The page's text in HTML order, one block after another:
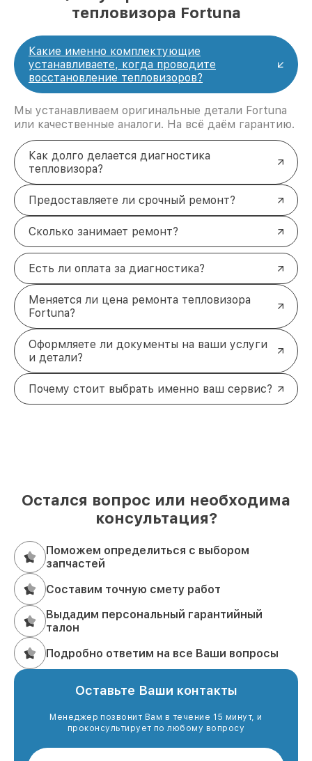
тепловизора Fortuna
Какие именно комплектующие
устанавливаете, когда проводите
восстановление тепловизоров?
Мы устанавливаем оригинальные детали Fortuna
или качественные аналоги. На всё даём гарантию.
Как долго делается диагностика
тепловизора?
Предоставляете ли срочный ремонт?
Сколько занимает ремонт?
Есть ли оплата за диагностика?
Меняется ли цена ремонта тепловизора
Fortuna?
Оформляете ли документы на ваши услуги
и детали?
Почему стоит выбрать именно ваш сервис?
Остался вопрос или необходима
консультация?
Поможем определиться с выбором
запчастей
Составим точную смету работ
Выдадим персональный гарантийный
талон
Подробно ответим на все Ваши вопросы
Оставьте Ваши контакты
Менеджер позвонит Вам в течение 15 минут, и
проконсультирует по любому вопросу